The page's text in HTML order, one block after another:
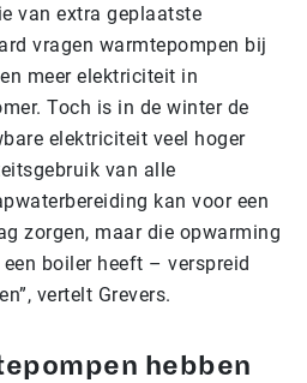
van extra geplaatste
vragen warmtepompen bij
meer elektriciteit in
Toch is in de winter de
elektriciteit veel hoger
van alle
kan voor een
zorgen, maar die opwarming
boiler heeft – verspreid
vertelt Grevers.
hebben